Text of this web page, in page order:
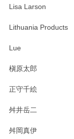
います。
Lisa Larson
Lithuania Products
Lue
槇原太郎
正守千絵
舛井岳二
舛岡真伊